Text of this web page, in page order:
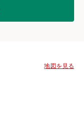
地図を見る